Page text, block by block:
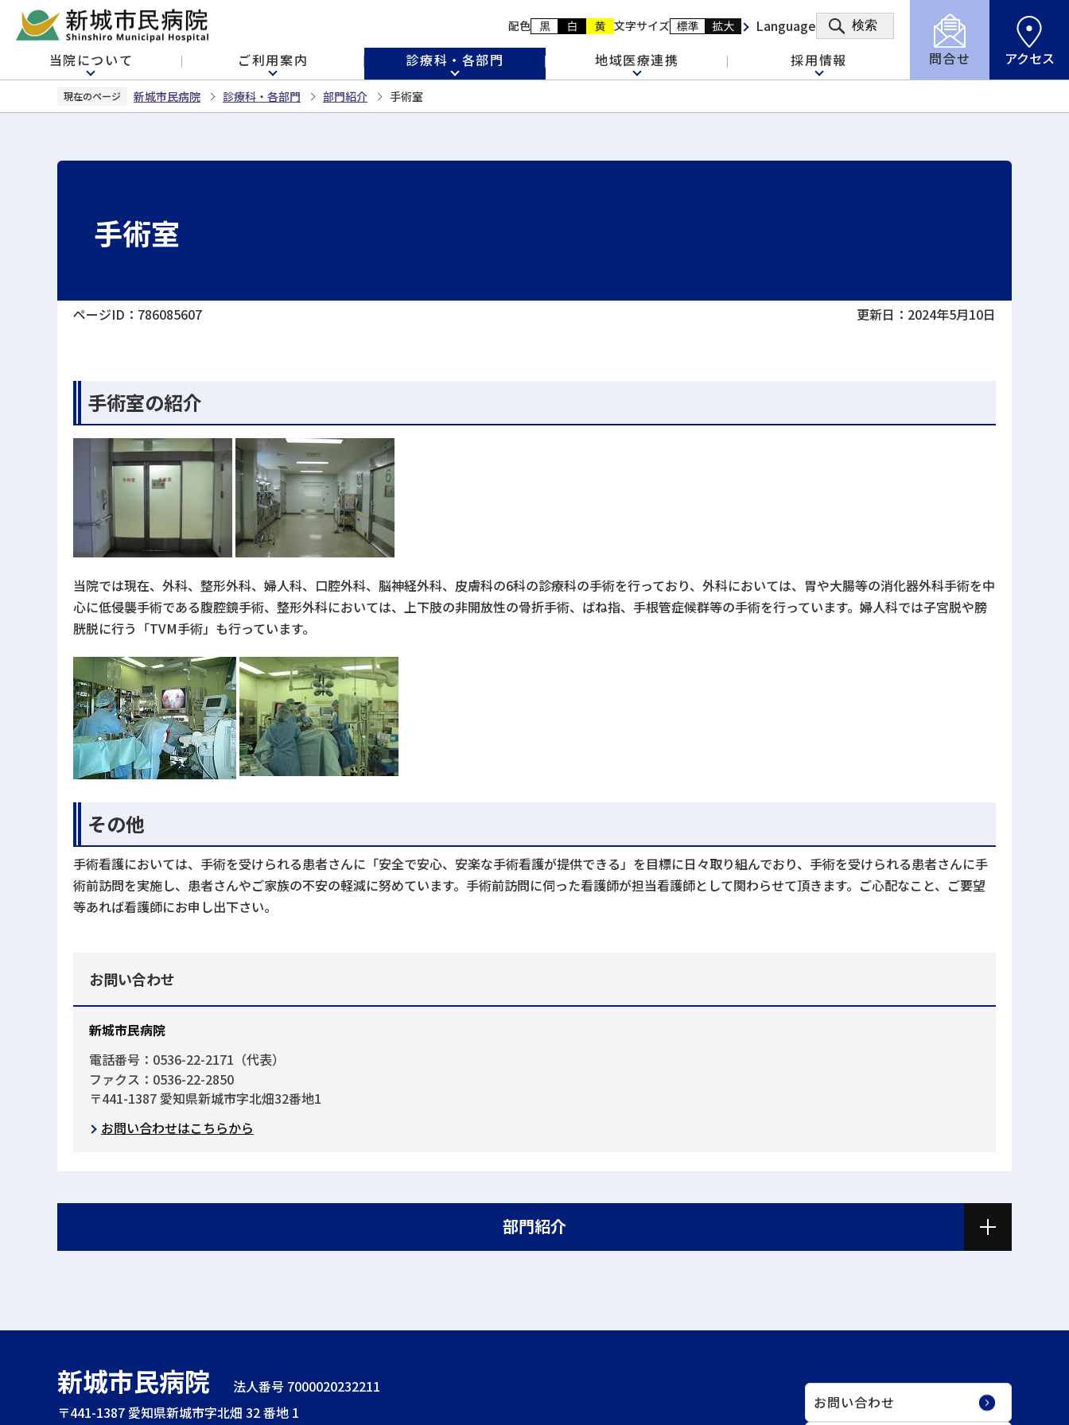
ー
の
配色 文字サイズ Language 検索
当院について ご利用案内 診療科・各部門 地域医療連携 採用情報 問合せ アクセス
現在のページ 新城市民病院 診療科・各部門 部門紹介 手術室
手術室
ページID：786085607 更新日：2024年5月10日
手術室の紹介
当院では現在、外科、整形外科、婦人科、口腔外科、脳神経外科、皮膚科の6科の診療科の手術を行っており、外科においては、胃や大腸等の消化器外科手術を中
心に低侵襲手術である腹腔鏡手術、整形外科においては、上下肢の非開放性の骨折手術、ばね指、手根管症候群等の手術を行っています。婦人科では子宮脱や膀
胱脱に行う「TVM手術」も行っています。
その他
手術看護においては、手術を受けられる患者さんに「安全で安心、安楽な手術看護が提供できる」を目標に日々取り組んでおり、手術を受けられる患者さんに手
術前訪問を実施し、患者さんやご家族の不安の軽減に努めています。手術前訪問に伺った看護師が担当看護師として関わらせて頂きます。ご心配なこと、ご要望
等あれば看護師にお申し出下さい。
お問い合わせ
新城市民病院
電話番号：0536-22-2171（代表）
ファクス：0536-22-2850
〒441-1387 愛知県新城市字北畑32番地1
お問い合わせはこちらから
部門紹介
新城市民病院
法人番号 7000020232211
〒441-1387 愛知県新城市字北畑 32 番地 1
お問い合わせ